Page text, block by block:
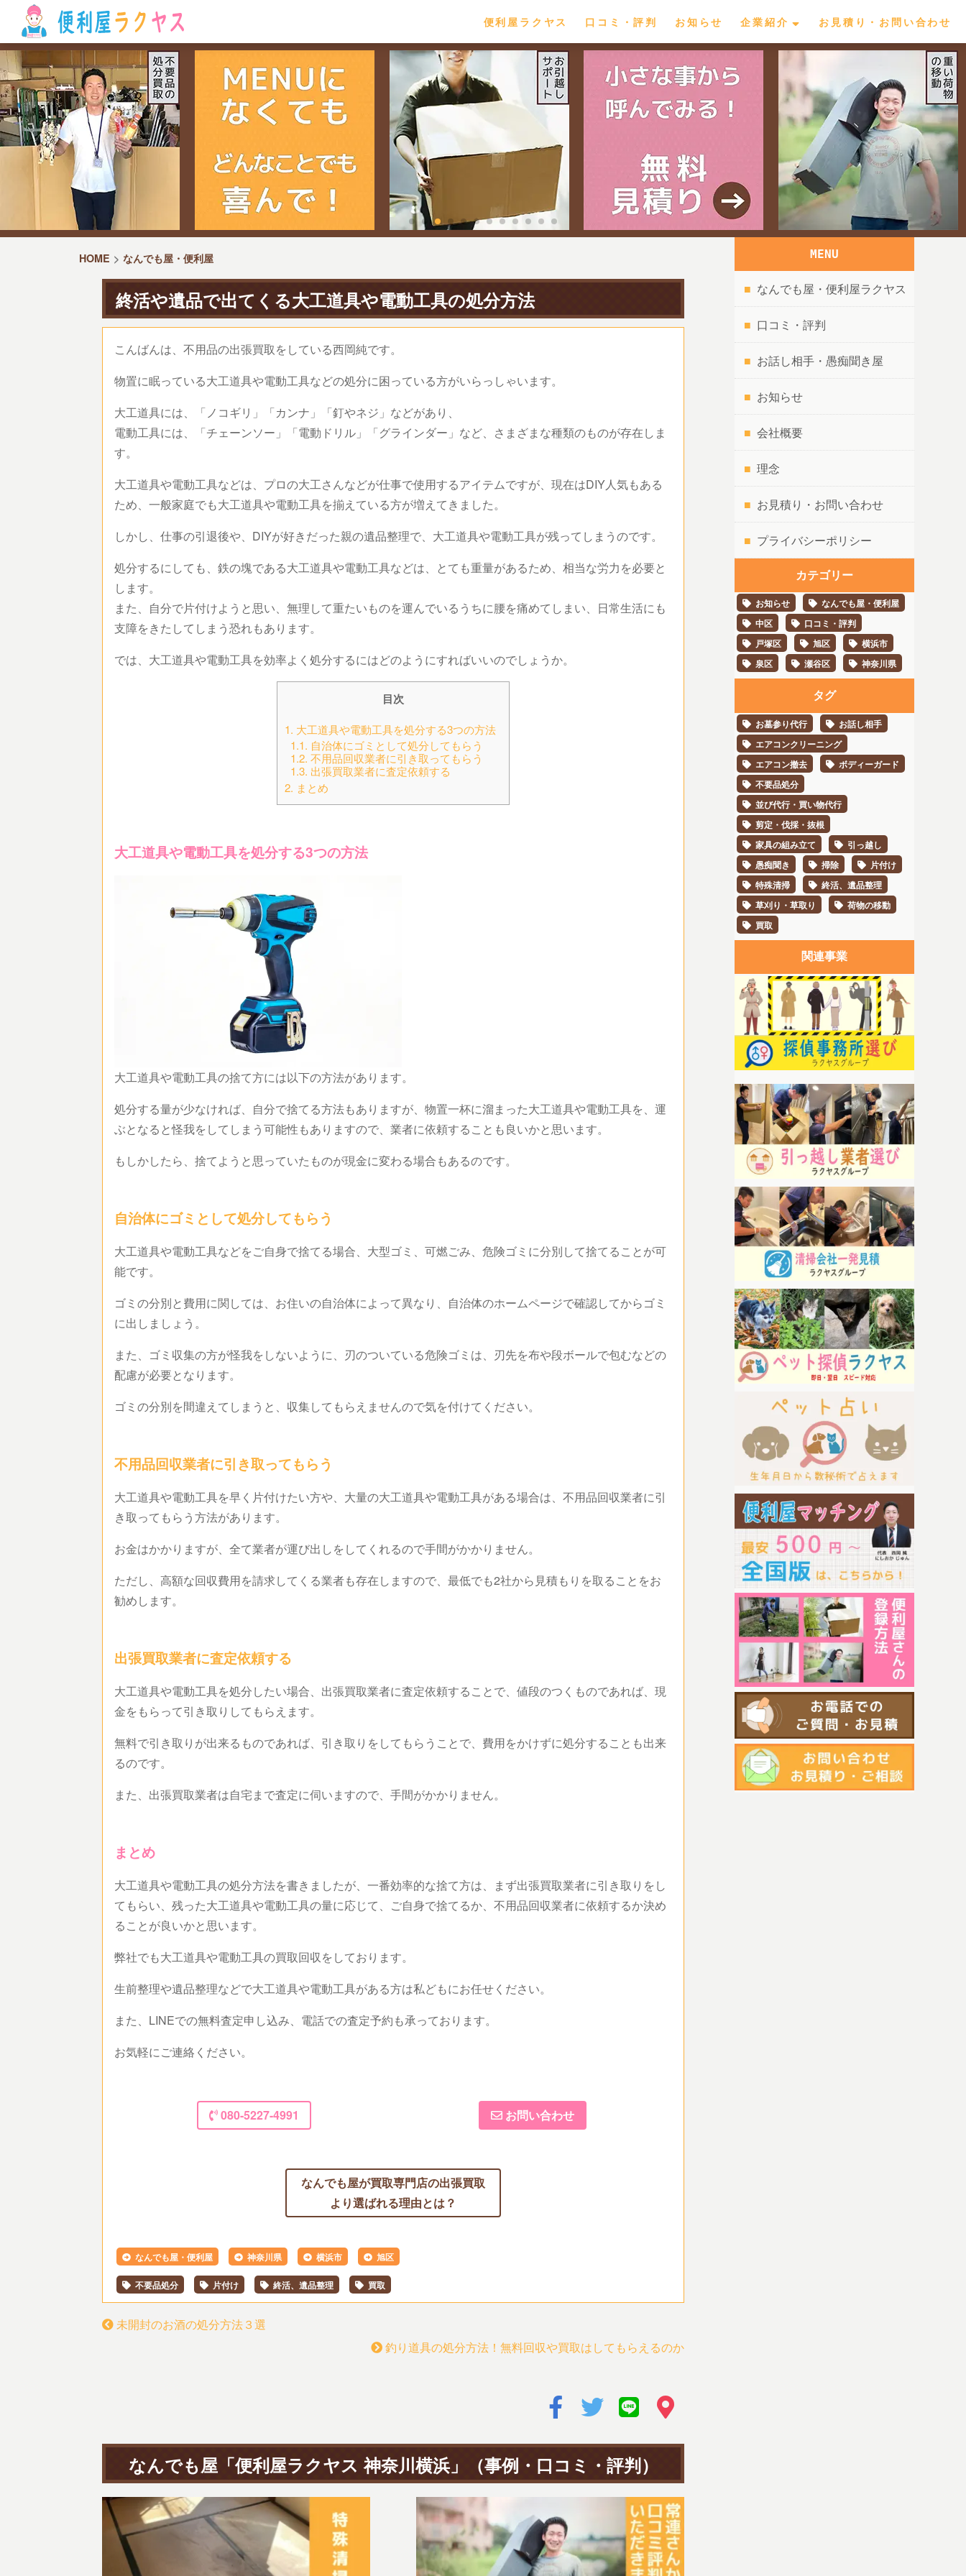
便利屋ラクヤス 口コミ・評判 お知らせ 企業紹介 お見積り・お問い合わせ
HOME なんでも屋・便利屋
終活や遺品で出てくる大工道具や電動工具の処分方法
こんばんは、不用品の出張買取をしている西岡純です。
物置に眠っている大工道具や電動工具などの処分に困っている方がいらっしゃいます。
大工道具には、「ノコギリ」「カンナ」「釘やネジ」などがあり、
電動工具には、「チェーンソー」「電動ドリル」「グラインダー」など、さまざまな種類のものが存在しま
す。
大工道具や電動工具などは、プロの大工さんなどが仕事で使用するアイテムですが、現在はDIY人気もある
ため、一般家庭でも大工道具や電動工具を揃えている方が増えてきました。
しかし、仕事の引退後や、DIYが好きだった親の遺品整理で、大工道具や電動工具が残ってしまうのです。
処分するにしても、鉄の塊である大工道具や電動工具などは、とても重量があるため、相当な労力を必要と
します。
また、自分で片付けようと思い、無理して重たいものを運んでいるうちに腰を痛めてしまい、日常生活にも
支障をきたしてしまう恐れもあります。
では、大工道具や電動工具を効率よく処分するにはどのようにすればいいのでしょうか。
目次
1. 大工道具や電動工具を処分する3つの方法
1.1. 自治体にゴミとして処分してもらう
1.2. 不用品回収業者に引き取ってもらう
1.3. 出張買取業者に査定依頼する
2. まとめ
大工道具や電動工具を処分する3つの方法
大工道具や電動工具の捨て方には以下の方法があります。
処分する量が少なければ、自分で捨てる方法もありますが、物置一杯に溜まった大工道具や電動工具を、運
ぶとなると怪我をしてしまう可能性もありますので、業者に依頼することも良いかと思います。
もしかしたら、捨てようと思っていたものが現金に変わる場合もあるのです。
自治体にゴミとして処分してもらう
大工道具や電動工具などをご自身で捨てる場合、大型ゴミ、可燃ごみ、危険ゴミに分別して捨てることが可
能です。
ゴミの分別と費用に関しては、お住いの自治体によって異なり、自治体のホームページで確認してからゴミ
に出しましょう。
また、ゴミ収集の方が怪我をしないように、刃のついている危険ゴミは、刃先を布や段ボールで包むなどの
配慮が必要となります。
ゴミの分別を間違えてしまうと、収集してもらえませんので気を付けてください。
不用品回収業者に引き取ってもらう
大工道具や電動工具を早く片付けたい方や、大量の大工道具や電動工具がある場合は、不用品回収業者に引
き取ってもらう方法があります。
お金はかかりますが、全て業者が運び出しをしてくれるので手間がかかりません。
ただし、高額な回収費用を請求してくる業者も存在しますので、最低でも2社から見積もりを取ることをお
勧めします。
出張買取業者に査定依頼する
大工道具や電動工具を処分したい場合、出張買取業者に査定依頼することで、値段のつくものであれば、現
金をもらって引き取りしてもらえます。
無料で引き取りが出来るものであれば、引き取りをしてもらうことで、費用をかけずに処分することも出来
るのです。
また、出張買取業者は自宅まで査定に伺いますので、手間がかかりません。
まとめ
大工道具や電動工具の処分方法を書きましたが、一番効率的な捨て方は、まず出張買取業者に引き取りをし
てもらい、残った大工道具や電動工具の量に応じて、ご自身で捨てるか、不用品回収業者に依頼するか決め
ることが良いかと思います。
弊社でも大工道具や電動工具の買取回収をしております。
生前整理や遺品整理などで大工道具や電動工具がある方は私どもにお任せください。
また、LINEでの無料査定申し込み、電話での査定予約も承っております。
お気軽にご連絡ください。
080-5227-4991 お問い合わせ
なんでも屋が買取専門店の出張買取
より選ばれる理由とは？
なんでも屋・便利屋 神奈川県 横浜市 旭区
不要品処分 片付け 終活、遺品整理 買取
未開封のお酒の処分方法３選
釣り道具の処分方法！無料回収や買取はしてもらえるのか
なんでも屋「便利屋ラクヤス 神奈川横浜」 （事例・口コミ・評判）
MENU
なんでも屋・便利屋ラクヤス
口コミ・評判
お話し相手・愚痴聞き屋
お知らせ
会社概要
理念
お見積り・お問い合わせ
プライバシーポリシー
カテゴリー
お知らせ
なんでも屋・便利屋
中区
口コミ・評判
戸塚区
旭区
横浜市
泉区
瀬谷区 神奈川県
タグ
お墓参り代行
お話し相手
エアコンクリーニング
エアコン撤去
ボディーガード
不要品処分
並び代行・買い物代行
剪定・伐採・抜根
家具の組み立て
引っ越し
愚痴聞き
掃除
片付け
特殊清掃
終活、遺品整理
草刈り・草取り
荷物の移動
買取
関連事業